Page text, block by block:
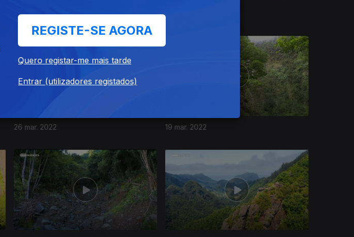
26 mar. 2022 19 mar. 2022
REGISTE-SE AGORA
Quero registar-me mais tarde
Entrar (utilizadores registados)